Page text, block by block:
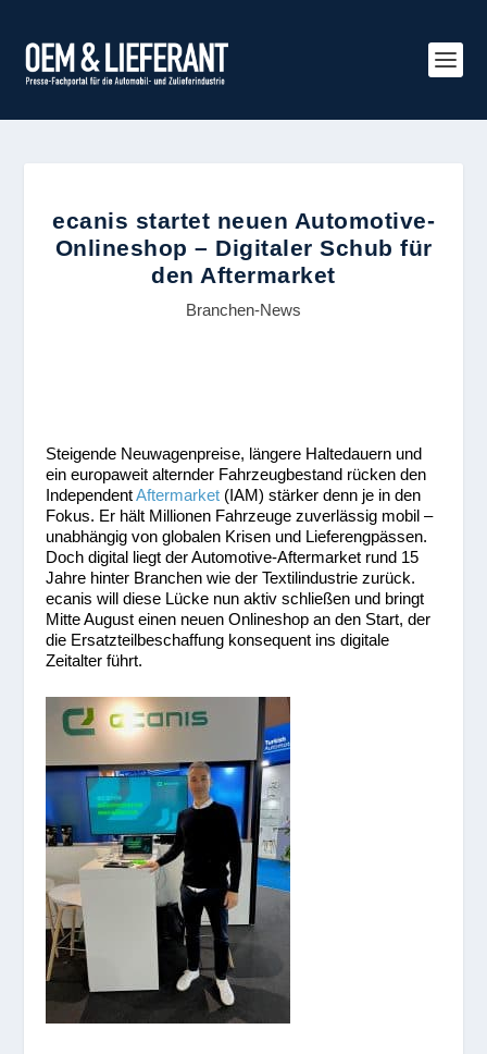
ecanis startet neuen Automotive-
Onlineshop – Digitaler Schub für
den Aftermarket
Branchen-News
Steigende Neuwagenpreise, längere Haltedauern und
ein europaweit alternder Fahrzeugbestand rücken den
IndependentAftermarket (IAM) stärker denn je in den
Fokus. Er hält Millionen Fahrzeuge zuverlässig mobil –
unabhängig von globalen Krisen und Lieferengpässen.
Doch digital liegt der Automotive-Aftermarket rund 15
Jahre hinter Branchen wie der Textilindustrie zurück.
ecanis will diese Lücke nun aktiv schließen und bringt
Mitte August einen neuen Onlineshop an den Start, der
die Ersatzteilbeschaffung konsequent ins digitale
Zeitalter führt.